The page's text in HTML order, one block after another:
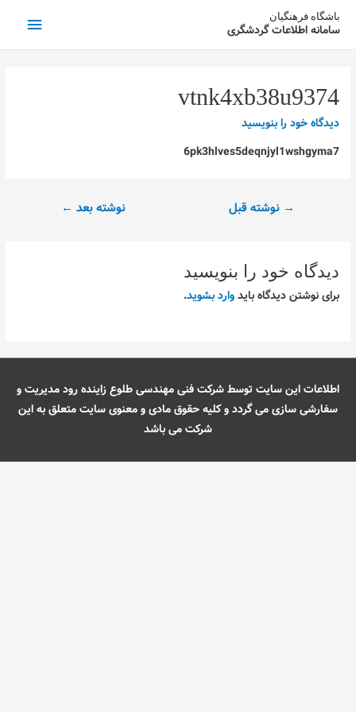
باشگاه فرهنگیان
سامانه اطلاعات گردشگری
vtnk4xb38u9374
دیدگاه‌ خود را بنویسید
6pk3hlves5deqnjyl1wshgyma7
راهبری
→ نوشته قبل نوشته بعد ←
دیدگاه‌ خود را بنویسید
برای نوشتن دیدگاه بایدوارد بشوید.
اطلاعات این سایت توسط شرکت فنی مهندسی طلوع زاینده رود مدیریت و
سفارشی سازی می گردد و کلیه حقوق مادی و معنوی سایت متعلق به این
شرکت می باشد